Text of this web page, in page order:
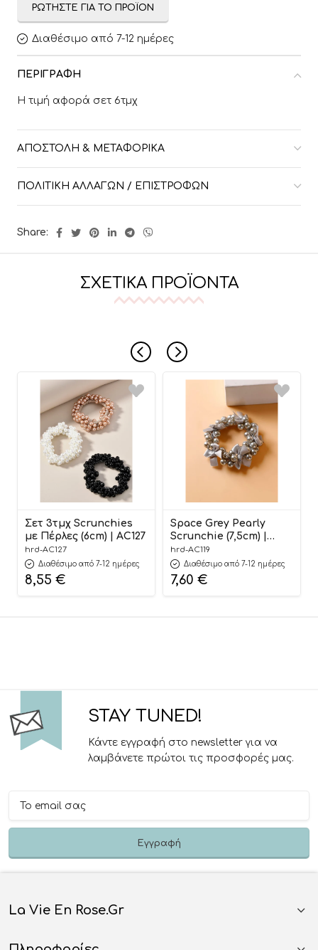
ΡΩΤΉΣΤΕ ΓΙΑ ΤΟ ΠΡΟΪΌΝ
Διαθέσιμο από 7-12 ημέρες
ΠΕΡΙΓΡΑΦΉ
Η τιμή αφορά σετ 6τμχ
ΑΠΟΣΤΟΛΉ & ΜΕΤΑΦΟΡΙΚΆ
ΠΟΛΙΤΙΚΉ ΑΛΛΑΓΏΝ / ΕΠΙΣΤΡΟΦΏΝ
Share:
ΣΧΕΤΙΚΆ ΠΡΟΪΌΝΤΑ
Σετ 3τμχ Scrunchies
με Πέρλες (6cm) | AC127
hrd-AC127
Διαθέσιμο από 7-12 ημέρες
8,55 €
Space Grey Pearly
Scrunchie (7,5cm) |
AC119
hrd-AC119
Διαθέσιμο από 7-12 ημέρες
7,60 €
STAY TUNED!
Κάντε εγγραφή στο newsletter για να
λαμβάνετε πρώτοι τις προσφορές μας.
La Vie En Rose.gr